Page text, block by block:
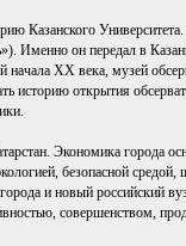
Казанского
Именно он передал в
XX века, музей
историю открытия
Экономика города
безопасной
и новый российский
совершенством,